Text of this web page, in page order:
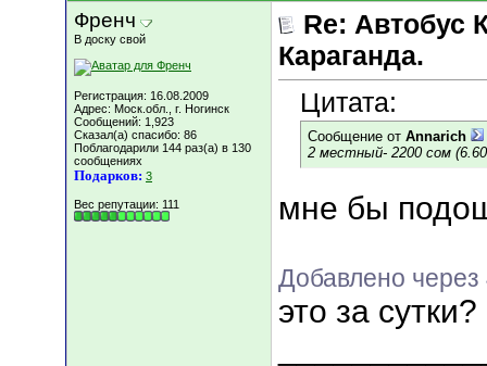
Френч
В доску свой
Регистрация: 16.08.2009
Адрес: Моск.обл., г. Ногинск
Сообщений: 1,923
Сказал(а) спасибо: 86
Поблагодарили 144 раз(а) в 130
сообщениях
Подарков: 3
Вес репутации: 111
Re: Автобус
Караганда.
Цитата:
Сообщение от Annarich
2 местный- 2200 сом
мне бы
Добавлено
это за сутки?